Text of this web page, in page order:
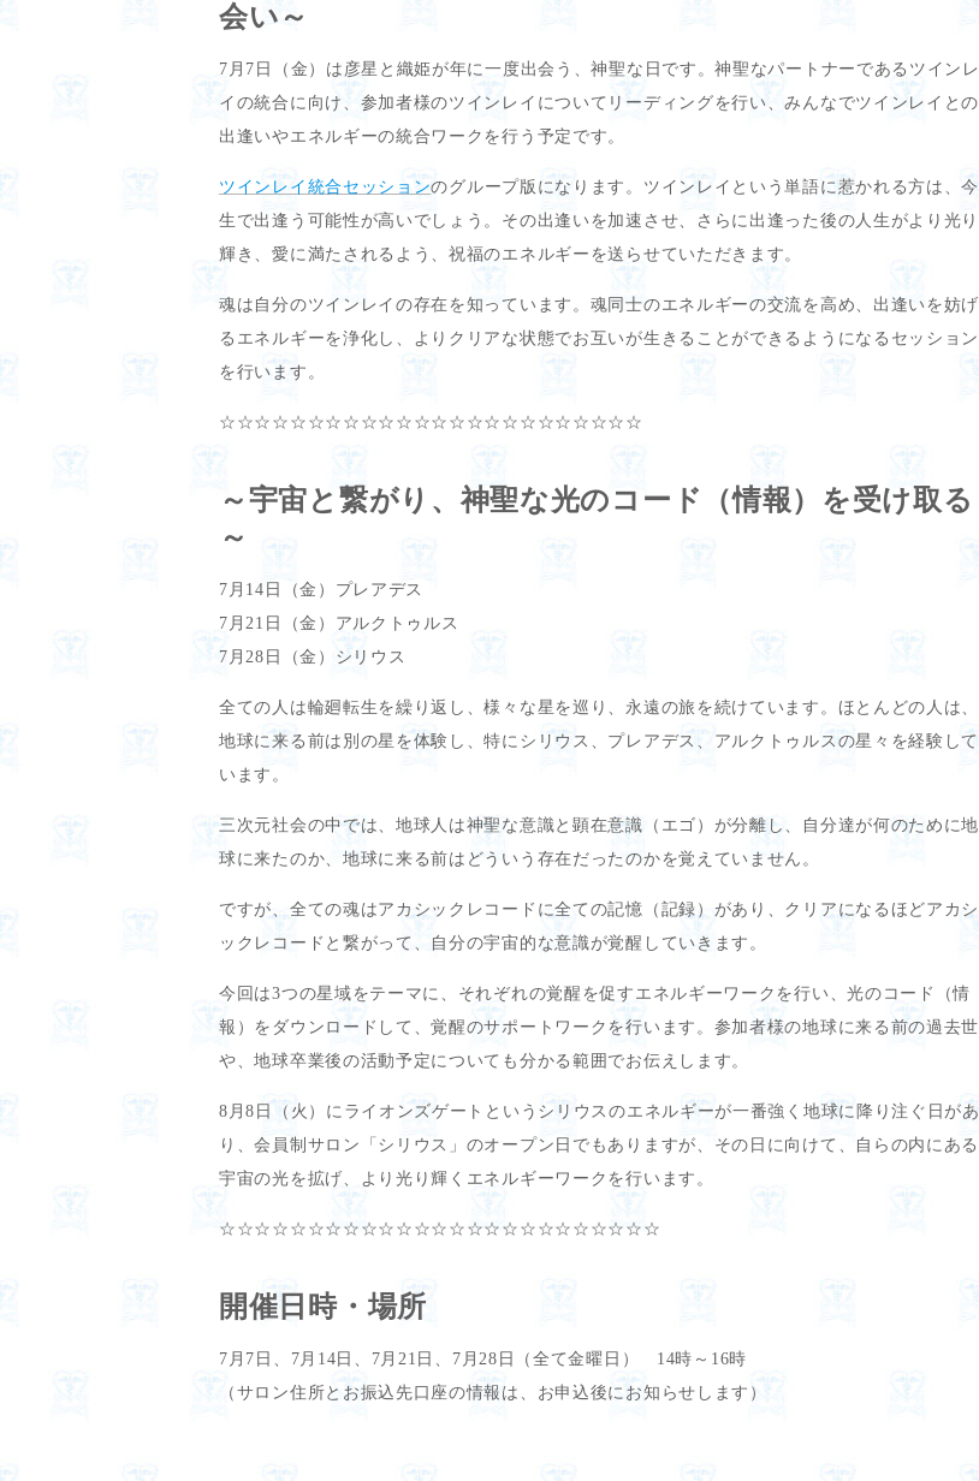
会い～
7月7日（金）は彦星と織姫が年に一度出会う、神聖な日です。神聖なパートナーであるツインレ
イの統合に向け、参加者様のツインレイについてリーディングを行い、みんなでツインレイとの
出逢いやエネルギーの統合ワークを行う予定です。
ツインレイ統合セッションのグループ版になります。ツインレイという単語に惹かれる方は、今
生で出逢う可能性が高いでしょう。その出逢いを加速させ、さらに出逢った後の人生がより光り
輝き、愛に満たされるよう、祝福のエネルギーを送らせていただきます。
魂は自分のツインレイの存在を知っています。魂同士のエネルギーの交流を高め、出逢いを妨げ
るエネルギーを浄化し、よりクリアな状態でお互いが生きることができるようになるセッション
を行います。
☆☆☆☆☆☆☆☆☆☆☆☆☆☆☆☆☆☆☆☆☆☆☆☆
～宇宙と繋がり、神聖な光のコード（情報）を受け取る
～
7月14日（金）プレアデス
7月21日（金）アルクトゥルス
7月28日（金）シリウス
全ての人は輪廻転生を繰り返し、様々な星を巡り、永遠の旅を続けています。ほとんどの人は、
地球に来る前は別の星を体験し、特にシリウス、プレアデス、アルクトゥルスの星々を経験して
います。
三次元社会の中では、地球人は神聖な意識と顕在意識（エゴ）が分離し、自分達が何のために地
球に来たのか、地球に来る前はどういう存在だったのかを覚えていません。
ですが、全ての魂はアカシックレコードに全ての記憶（記録）があり、クリアになるほどアカシ
ックレコードと繋がって、自分の宇宙的な意識が覚醒していきます。
今回は3つの星域をテーマに、それぞれの覚醒を促すエネルギーワークを行い、光のコード（情
報）をダウンロードして、覚醒のサポートワークを行います。参加者様の地球に来る前の過去世
や、地球卒業後の活動予定についても分かる範囲でお伝えします。
8月8日（火）にライオンズゲートというシリウスのエネルギーが一番強く地球に降り注ぐ日があ
り、会員制サロン「シリウス」のオープン日でもありますが、その日に向けて、自らの内にある
宇宙の光を拡げ、より光り輝くエネルギーワークを行います。
☆☆☆☆☆☆☆☆☆☆☆☆☆☆☆☆☆☆☆☆☆☆☆☆☆
開催日時・場所
7月7日、7月14日、7月21日、7月28日（全て金曜日） 14時～16時
（サロン住所とお振込先口座の情報は、お申込後にお知らせします）